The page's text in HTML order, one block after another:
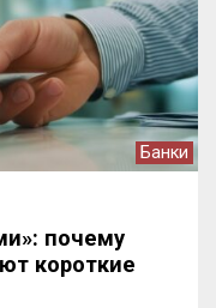
Банки
почему
короткие